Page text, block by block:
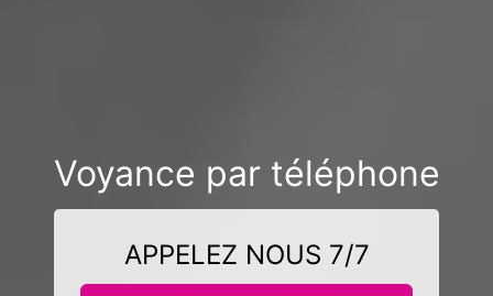
Voyance par téléphone
APPELEZ NOUS 7/7